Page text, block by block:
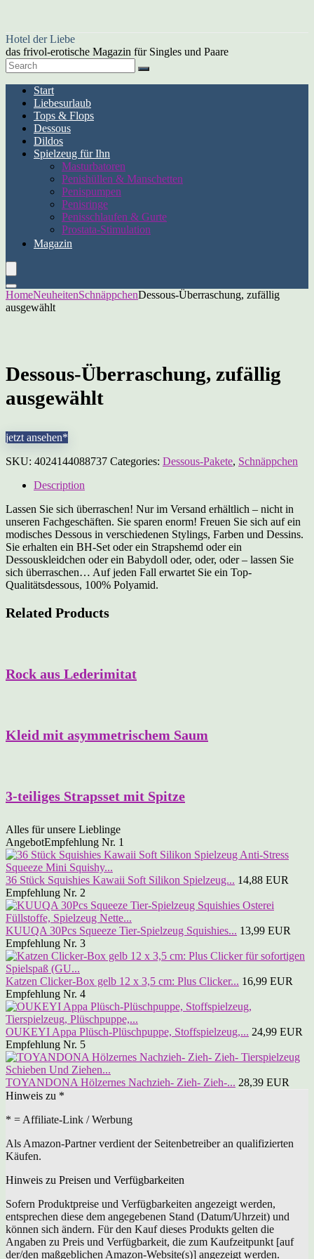
Hotel der Liebe
das frivol-erotische Magazin für Singles und Paare
Start
Liebesurlaub
Tops & Flops
Dessous
Dildos
Spielzeug für Ihn
Masturbatoren
Penishüllen & Manschetten
Penispumpen
Penisringe
Penisschlaufen & Gurte
Prostata-Stimulation
Magazin
HomeNeuheitenSchnäppchenDessous-Überraschung, zufällig
ausgewählt
Dessous-Überraschung, zufällig
ausgewählt
jetzt ansehen*
SKU: 4024144088737 Categories: Dessous-Pakete, Schnäppchen
Description
Lassen Sie sich überraschen! Nur im Versand erhältlich – nicht in
unseren Fachgeschäften. Sie sparen enorm! Freuen Sie sich auf ein
modisches Dessous in verschiedenen Stylings, Farben und Dessins.
Sie erhalten ein BH-Set oder ein Strapshemd oder ein
Dessouskleidchen oder ein Babydoll oder, oder, oder – lassen Sie
sich überraschen… Auf jeden Fall erwartet Sie ein Top-
Qualitätsdessous, 100% Polyamid.
Related Products
Rock aus Lederimitat
Kleid mit asymmetrischem Saum
3-teiliges Strapsset mit Spitze
Alles für unsere Lieblinge
AngebotEmpfehlung Nr. 1
36 Stück Squishies Kawaii Soft Silikon Spielzeug... 14,88 EUR
Empfehlung Nr. 2
KUUQA 30Pcs Squeeze Tier-Spielzeug Squishies... 13,99 EUR
Empfehlung Nr. 3
Katzen Clicker-Box gelb 12 x 3,5 cm: Plus Clicker... 16,99 EUR
Empfehlung Nr. 4
OUKEYI Appa Plüsch-Plüschpuppe, Stoffspielzeug,... 24,99 EUR
Empfehlung Nr. 5
TOYANDONA Hölzernes Nachzieh- Zieh- Zieh-... 28,39 EUR
Hinweis zu *
* = Affiliate-Link / Werbung
Als Amazon-Partner verdient der Seitenbetreiber an qualifizierten
Käufen.
Hinweis zu Preisen und Verfügbarkeiten
Sofern Produktpreise und Verfügbarkeiten angezeigt werden,
entsprechen diese dem angegebenen Stand (Datum/Uhrzeit) und
können sich ändern. Für den Kauf dieses Produkts gelten die
Angaben zu Preis und Verfügbarkeit, die zum Kaufzeitpunkt [auf
der/den maßgeblichen Amazon-Website(s)] angezeigt werden.